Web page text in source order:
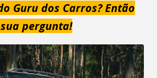
Guru dos Carros? Então
pergunta!